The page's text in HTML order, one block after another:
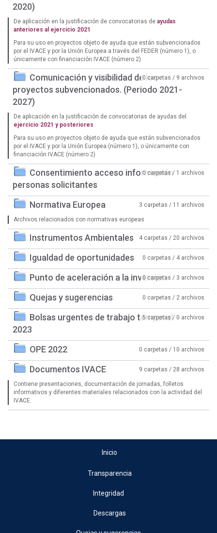
2020)
De aplicación en la justificación de convocatorias de ayudas
anteriores al ejercicio 2021
Para su uso en proyectos objeto de ayuda que están subvencionados
por el IVACE y por la Unión Europea a través del FEDER (número 1), o
únicamente con financiación IVACE (número 2)
Comunicación y visibilidad de los
proyectos subvencionados. (Periodo 2021-
2027)
0 carpetas / 9 archivos
De aplicación en la justificación de convocatorias de ayudas del
ejercicio 2021 y posteriores
Para su uso en proyectos objeto de ayuda que están subvencionados
por el IVACE y por la Unión Europea (número 1), o únicamente con
financiación IVACE (número 2)
Consentimiento acceso información
personas solicitantes
0 carpetas / 1 archivos
Normativa Europea 3 carpetas / 11 archivos
Archivos relacionados con normativas europeas
Instrumentos Ambientales 4 carpetas / 20 archivos
Igualdad de oportunidades 0 carpetas / 4 archivos
Punto de aceleración a la inversión0 carpetas / 3 archivos
Quejas y sugerencias 0 carpetas / 2 archivos
Bolsas urgentes de trabajo temporal
2023
5 carpetas / 0 archivos
OPE 2022 0 carpetas / 10 archivos
Documentos IVACE 9 carpetas / 28 archivos
Contiene presentaciones, documentación de jornadas, folletos
informativos y diferentes materiales relacionados con la actividad del
IVACE.
Inicio
Transparencia
Integridad
Descargas